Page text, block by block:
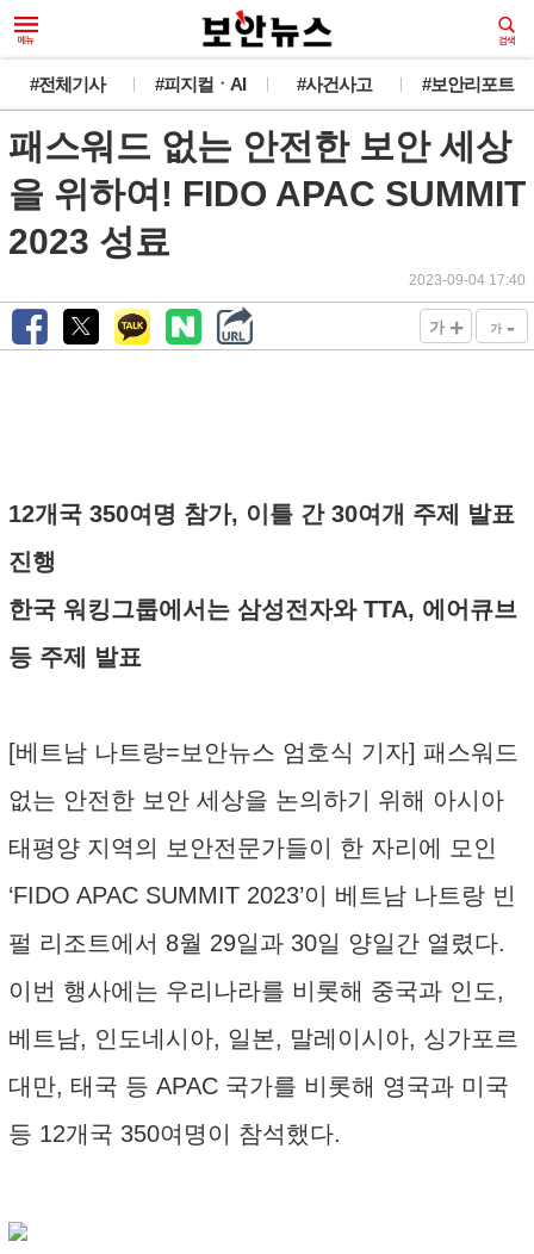
#전체기사 #피지컬ㆍAI #사건사고 #보안리포트
패스워드 없는 안전한 보안 세상
을 위하여! FIDO APAC SUMMIT
2023 성료
2023-09-04 17:40
가 + 가 -
12개국 350여명 참가, 이틀 간 30여개 주제 발표
진행
한국 워킹그룹에서는 삼성전자와 TTA, 에어큐브
등 주제 발표
[베트남 나트랑=보안뉴스 엄호식 기자] 패스워드
없는 안전한 보안 세상을 논의하기 위해 아시아
태평양 지역의 보안전문가들이 한 자리에 모인
‘FIDO APAC SUMMIT 2023’이 베트남 나트랑 빈
펄 리조트에서 8월 29일과 30일 양일간 열렸다.
이번 행사에는 우리나라를 비롯해 중국과 인도,
베트남, 인도네시아, 일본, 말레이시아, 싱가포르
대만, 태국 등 APAC 국가를 비롯해 영국과 미국
등 12개국 350여명이 참석했다.